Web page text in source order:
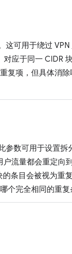
可用于绕过 VPN
应于同一 CIDR
复项，但具体消
参数可用于设置
流量都会重定向
条目会被视为重
个完全相同的重复